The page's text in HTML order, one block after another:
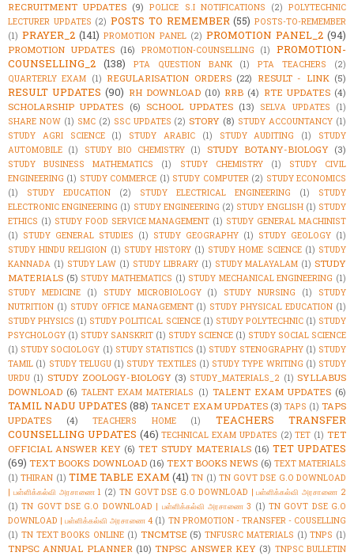
RECRUITMENT UPDATES (9) POLICE S.I NOTIFICATIONS (2) POLYTECHNIC
LECTURER UPDATES (2) POSTS TO REMEMBER (55) POSTS-TO-REMEMBER
(1) PRAYER_2 (141) PROMOTION PANEL (2) PROMOTION PANEL_2 (94)
PROMOTION UPDATES (16) PROMOTION-COUNSELLING (1)
PROMOTION-
COUNSELLING_2 (138) PTA QUESTION BANK (1) PTA TEACHERS
(2)
QUARTERLY EXAM (1) REGULARISATION ORDERS (22) RESULT - LINK (5)
RESULT UPDATES (90) RH DOWNLOAD (10) RRB (4) RTE UPDATES (4)
SCHOLARSHIP UPDATES (6) SCHOOL UPDATES (13) SELVA UPDATES
(1)
SHARE NOW (1) SMC (2) SSC UPDATES (2) STORY (8) STUDY ACCOUNTANCY (1)
STUDY AGRI SCIENCE
(1) STUDY ARABIC (1) STUDY AUDITING (1)
STUDY
AUTOMOBILE (1) STUDY BIO CHEMISTRY (1) STUDY BOTANY-BIOLOGY (3)
STUDY BUSINESS MATHEMATICS (1) STUDY CHEMISTRY (1)
STUDY CIVIL
ENGINEERING (1) STUDY COMMERCE (1) STUDY COMPUTER (2) STUDY ECONOMICS
(1)
STUDY EDUCATION (2) STUDY ELECTRICAL ENGINEERING (1)
STUDY
ELECTRONIC ENGINEERING (1) STUDY ENGINEERING (2) STUDY ENGLISH (1) STUDY
ETHICS (1) STUDY FOOD SERVICE MANAGEMENT (1) STUDY GENERAL MACHINIST
(1) STUDY GENERAL STUDIES (1) STUDY GEOGRAPHY (1) STUDY GEOLOGY (1)
STUDY HINDU RELIGION (1) STUDY HISTORY (1) STUDY HOME SCIENCE (1) STUDY
KANNADA (1) STUDY LAW (1) STUDY LIBRARY (1) STUDY MALAYALAM (1) STUDY
MATERIALS (5) STUDY MATHEMATICS (1) STUDY MECHANICAL ENGINEERING (1)
STUDY MEDICINE
(1) STUDY MICROBIOLOGY (1) STUDY NURSING (1)
STUDY
NUTRITION (1) STUDY OFFICE MANAGEMENT (1) STUDY PHYSICAL EDUCATION (1)
STUDY PHYSICS (1) STUDY POLITICAL SCIENCE (1) STUDY POLYTECHNIC (1) STUDY
PSYCHOLOGY (1) STUDY SANSKRIT (1) STUDY SCIENCE (1) STUDY SOCIAL SCIENCE
(1) STUDY SOCIOLOGY (1) STUDY STATISTICS (1) STUDY STENOGRAPHY (1) STUDY
TAMIL (1) STUDY TELUGU (1) STUDY TEXTILES (1) STUDY TYPE WRITING (1) STUDY
URDU (1) STUDY ZOOLOGY-BIOLOGY (3) STUDY_MATERIALS_2 (1) SYLLABUS
DOWNLOAD (6) TALENT EXAM MATERIALS (1) TALENT EXAM UPDATES (6)
TAMIL NADU UPDATES (88) TANCET EXAM UPDATES (3) TAPS (1) TAPS
UPDATES
(4) TEACHERS HOME (1)
TEACHERS TRANSFER
COUNSELLING UPDATES (46) TECHNICAL EXAM UPDATES (2) TET (1) TET
OFFICIAL ANSWER KEY (6) TET STUDY MATERIALS (16) TET UPDATES
(69) TEXT BOOKS DOWNLOAD (16) TEXT BOOKS NEWS (6) TEXT MATERIALS
(1) THIRAN (1) TIME TABLE EXAM (41) TN (1) TN GOVT DSE G.O DOWNLOAD
| பள்ளிக்கல்வி அரசாணை 1 (2) TN GOVT DSE G.O DOWNLOAD | பள்ளிக்கல்வி அரசாணை 2
(1) TN GOVT DSE G.O DOWNLOAD | பள்ளிக்கல்வி அரசாணை 3 (1) TN GOVT DSE G.O
DOWNLOAD | பள்ளிக்கல்வி அரசாணை 4 (1) TN PROMOTION - TRANSFER - COUSELLING
(1) TN TEXT BOOKS ONLINE (1) TNCMTSE (5) TNFUSRC MATERIALS (1) TNPS (1)
TNPSC ANNUAL PLANNER (10) TNPSC ANSWER KEY (3) TNPSC BULLETIN